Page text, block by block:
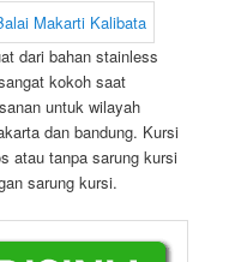
dari bahan stainless
kokoh saat
untuk wilayah
dan bandung. Kursi
atau tanpa sarung kursi
sarung kursi.